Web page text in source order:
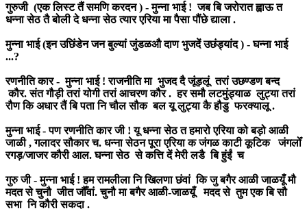
गुरुजी (एक लिस्ट तैं समणि करदन ) - मुन्ना भाई ! जब बि जरोरात ह्वाऊ त
धन्ना सेठ तै बोली दे धन्ना सेठ त्यार एरिया मा पैसा पौंछे द्याला .
मुन्ना भाई (इन उछिंडेन जन बुल्यां जुंडळऔ दाण भुजदें उछंड्यांद ) - घन्ना भाई
...?
रणनीति कार - मुन्ना भाई ! राजनीति मा भुजद दै जूंड़लूं तरां उछण्डण बन्द
कौर. संत गौड़ी तरां योगी तरां आचरण कौर . हर समौ लटमुंड्याळ लुट्या तरां
रौण कि अधार तैं बि पता नि चौल सौक बल यू लुट्या कै हौडु फरक्यालू .
मुन्ना भाई - पण रणनीति कार जी ! यू धन्ना सेठ त हमारो एरिया को बड़ो आळी
जाळी , गलादर सौकार च. धन्ना सेठन पूरा एरिया क जंगळ काटी कूटिक जंगलोँ
रगड़/जाजर कौरी आल. घन्ना सेठ से कत्ति दें मेरी लडै बि हुंईं च
गुरु जी - मुन्ना भाई ! हम रामलीला नि खिलणा छंवां कि जु बगैर आळी जाळयूँ मौ
मदत से चुनौ जीत जौँवां. चुनौ मा बगैर आळी-जाळयूँ मदद से तुम एक बि सौ
सभा नि कौरी सकदा .